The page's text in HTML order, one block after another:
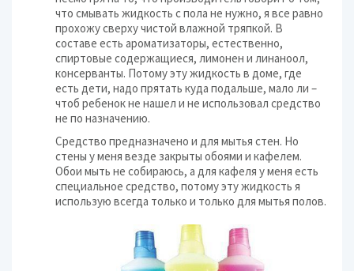
что смывать жидкость с пола не нужно, я все равно
прохожу сверху чистой влажной тряпкой. В
составе есть ароматизаторы, естественно,
спиртовые содержащиеся, лимонен и линаноол,
консерванты. Потому эту жидкость в доме, где
есть дети, надо прятать куда подальше, мало ли –
чтоб ребенок не нашел и не использовал средство
не по назначению.
Средство предназначено и для мытья стен. Но
стены у меня везде закрыты обоями и кафелем.
Обои мыть не собираюсь, а для кафеля у меня есть
специальное средство, потому эту жидкость я
использую всегда только и только для мытья полов.